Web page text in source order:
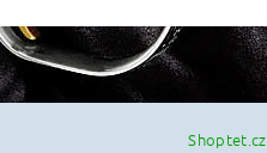
Shoptet.cz